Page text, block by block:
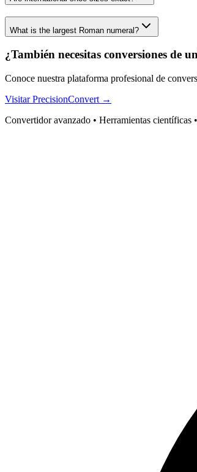
What is the largest Roman numeral?
¿También necesitas conversiones de
Conoce nuestra plataforma profesional de
Visitar PrecisionConvert →
Convertidor avanzado • Herramientas científicas